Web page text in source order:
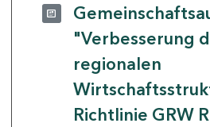
"Verbesserung
regionalen
Richtlinie GRW